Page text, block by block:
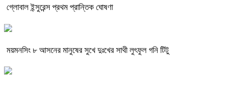
গ্লোবাল ইন্সুরেন্স প্রথম প্রান্তিক ঘোষণা
ময়মনসিং ৮ আসনের মানুষের সুখে দুঃখের সাথী লুৎফুল গনি টিটু